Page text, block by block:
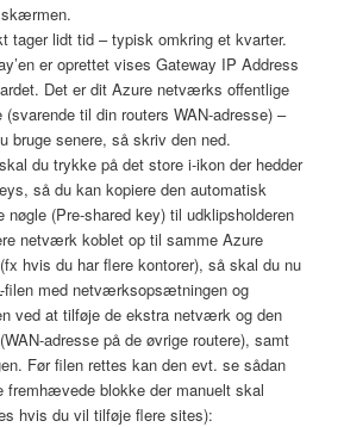
tager lidt tid – typisk omkring et kvarter.
er oprettet vises Gateway IP Address
Det er dit Azure netværks offentlige
(svarende til din routers WAN-adresse) –
bruge senere, så skriv den ned.
du trykke på det store i-ikon der hedder
så du kan kopiere den automatisk
nøgle (Pre-shared key) til udklipsholderen
netværk koblet op til samme Azure
hvis du har flere kontorer), så skal du nu
filen med netværksopsætningen og
ved at tilføje de ekstra netværk og den
adresse på de øvrige routere), samt
Før filen rettes kan den evt. se sådan
fremhævede blokke der manuelt skal
hvis du vil tilføje flere sites):